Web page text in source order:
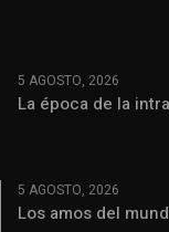
5 AGOSTO, 2026
La época de la
5 AGOSTO, 2026
Los amos del